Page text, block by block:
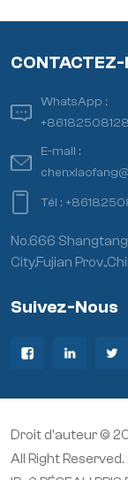
CONTACTEZ-
WhatsApp :
E-mail :
Tél :
No.666
City,Fujian
Suivez-Nous
Droit d'auteur ©
All Right Reserved.